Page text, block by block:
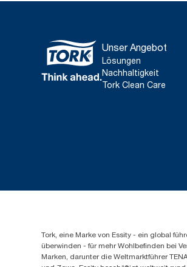
Unser Angebot
Lösungen
Nachhaltigkeit
Tork Clean Care
Tork, eine Marke von Essity - ein global
überwinden - für mehr Wohlbefinden bei
Marken, darunter die Weltmarktführer